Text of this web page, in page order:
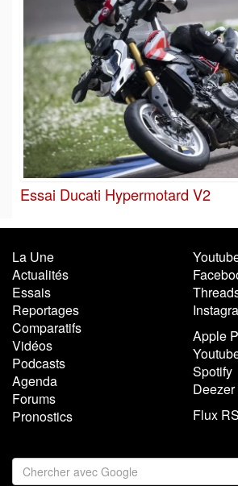
Essai Ducati Hypermotard V2
La Une
Actualités
Essais
Reportages
Comparatifs
Vidéos
Podcasts
Agenda
Forums
Pronostics
Apple
Spotify
Deezer
Flux